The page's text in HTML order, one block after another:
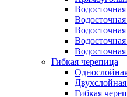
Гибкая черепица
Гибкая